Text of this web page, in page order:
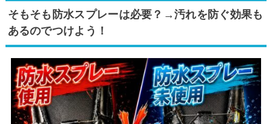
そもそも防水スプレーは必要？→汚れを防ぐ効果も
あるのでつけよう！